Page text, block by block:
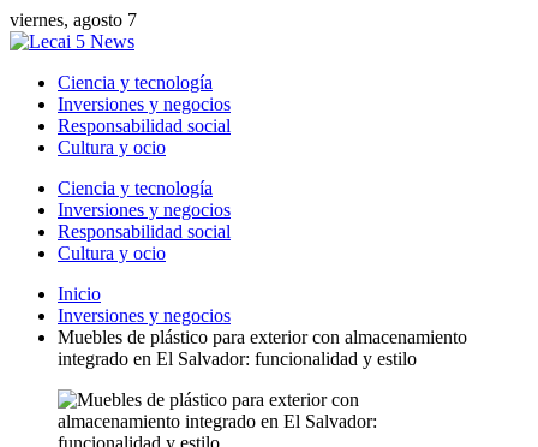
viernes, agosto 7
Ciencia y tecnología
Inversiones y negocios
Responsabilidad social
Cultura y ocio
Ciencia y tecnología
Inversiones y negocios
Responsabilidad social
Cultura y ocio
Inicio
Inversiones y negocios
Muebles de plástico para exterior con almacenamiento
integrado en El Salvador: funcionalidad y estilo